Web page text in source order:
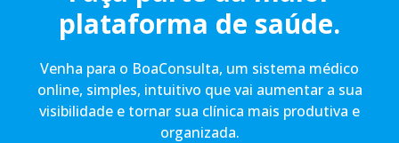
plataforma de saúde.
Venha para o BoaConsulta, um sistema médico
online, simples, intuitivo que vai aumentar a sua
visibilidade e tornar sua clínica mais produtiva e
organizada.